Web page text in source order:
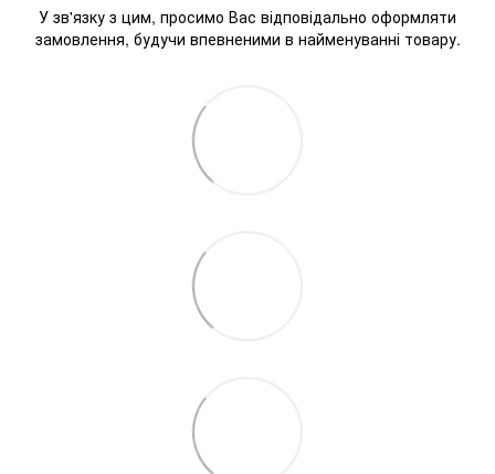
У зв'язку з цим, просимо Вас відповідально оформляти
замовлення, будучи впевненими в найменуванні товару.